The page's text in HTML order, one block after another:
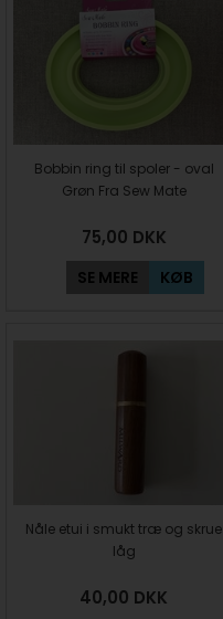
Bobbin ring til spoler - oval
Grøn Fra Sew Mate
75,00 DKK
SE MERE KØB
Nåle etui i smukt træ og skrue
låg
40,00 DKK